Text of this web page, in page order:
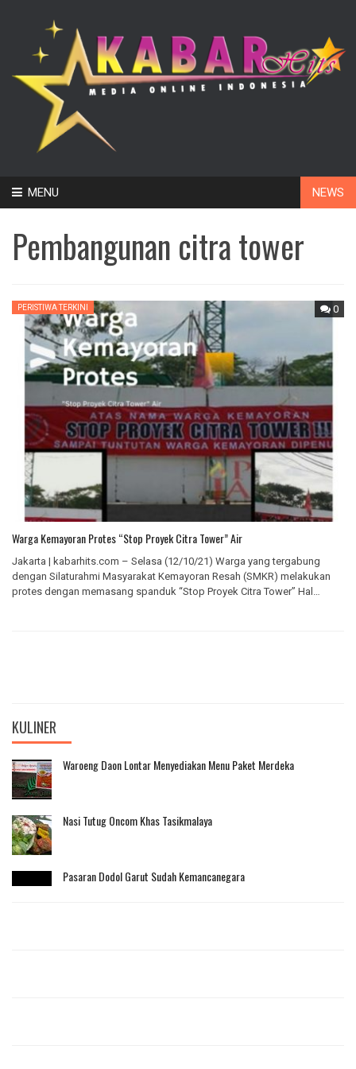
MENU NEWS
Pembangunan citra tower
0
PERISTIWA TERKINI
Warga Kemayoran Protes “Stop Proyek Citra Tower” Air
Jakarta | kabarhits.com – Selasa (12/10/21) Warga yang tergabung
dengan Silaturahmi Masyarakat Kemayoran Resah (SMKR) melakukan
protes dengan memasang spanduk “Stop Proyek Citra Tower” Hal…
KULINER
Waroeng Daon Lontar Menyediakan Menu Paket Merdeka
Nasi Tutug Oncom Khas Tasikmalaya
Pasaran Dodol Garut Sudah Kemancanegara